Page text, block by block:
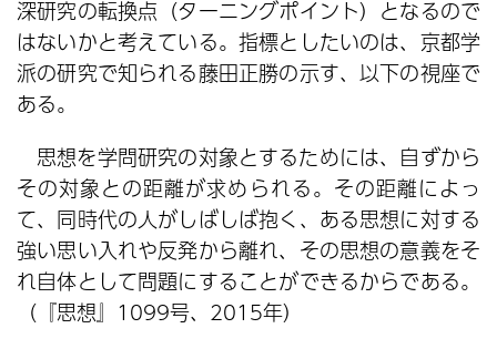
深研究の転換点（ターニングポイント）となるので
はないかと考えている。指標としたいのは、京都学
派の研究で知られる藤田正勝の示す、以下の視座で
ある。
思想を学問研究の対象とするためには、自ずから
その対象との距離が求められる。その距離によっ
て、同時代の人がしばしば抱く、ある思想に対する
強い思い入れや反発から離れ、その思想の意義をそ
れ自体として問題にすることができるからである。
（『思想』1099号、2015年）